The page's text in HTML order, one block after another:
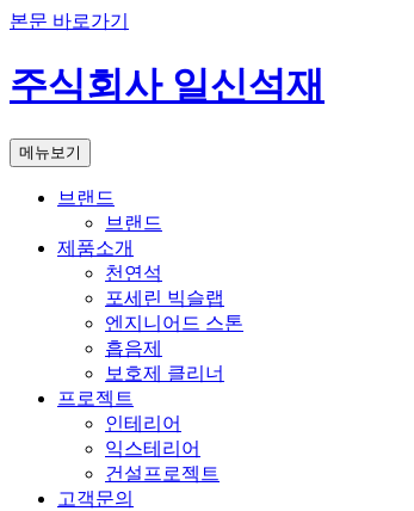
본문 바로가기
주식회사 일신석재
메뉴보기
브랜드
브랜드
제품소개
천연석
포세린 빅슬랩
엔지니어드 스톤
흡음제
보호제 클리너
프로젝트
인테리어
익스테리어
건설프로젝트
고객문의